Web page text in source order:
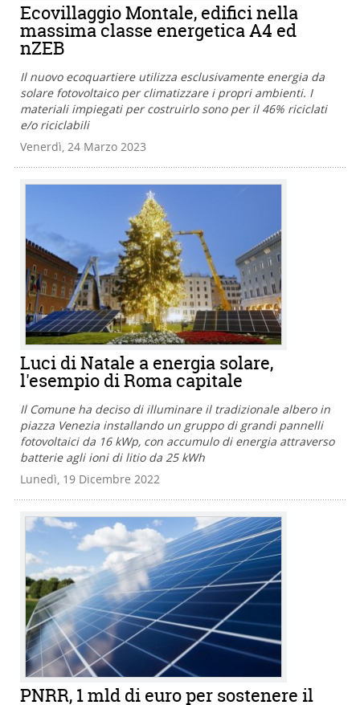
Ecovillaggio Montale, edifici nella
massima classe energetica A4 ed
nZEB
Il nuovo ecoquartiere utilizza esclusivamente energia da
solare fotovoltaico per climatizzare i propri ambienti. I
materiali impiegati per costruirlo sono per il 46% riciclati
e/o riciclabili
Venerdì, 24 Marzo 2023
Luci di Natale a energia solare,
l'esempio di Roma capitale
Il Comune ha deciso di illuminare il tradizionale albero in
piazza Venezia installando un gruppo di grandi pannelli
fotovoltaici da 16 kWp, con accumulo di energia attraverso
batterie agli ioni di litio da 25 kWh
Lunedì, 19 Dicembre 2022
PNRR, 1 mld di euro per sostenere il